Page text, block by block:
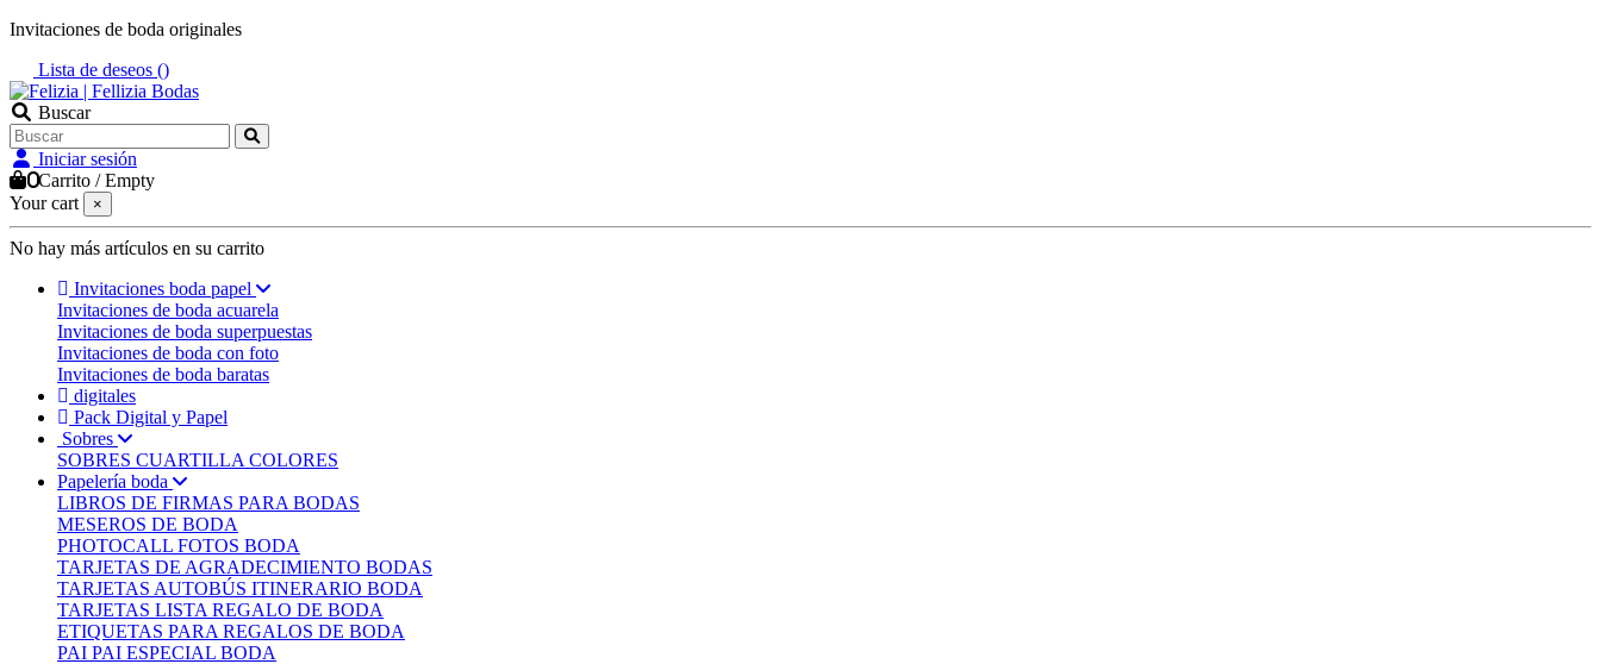
Invitaciones de boda originales
Lista de deseos ()
Buscar
Iniciar sesión
0Carrito /Empty
Your cart
×
No hay más artículos en su carrito
Invitaciones boda papel
Invitaciones de boda acuarela
Invitaciones de boda superpuestas
Invitaciones de boda con foto
Invitaciones de boda baratas
digitales
Pack Digital y Papel
Sobres
SOBRES CUARTILLA COLORES
Papelería boda
LIBROS DE FIRMAS PARA BODAS
MESEROS DE BODA
PHOTOCALL FOTOS BODA
TARJETAS DE AGRADECIMIENTO BODAS
TARJETAS AUTOBÚS ITINERARIO BODA
TARJETAS LISTA REGALO DE BODA
ETIQUETAS PARA REGALOS DE BODA
PAI PAI ESPECIAL BODA